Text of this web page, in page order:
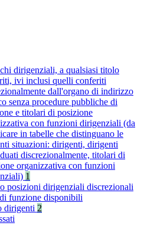
dirigenziali, a qualsiasi titolo
ivi inclusi quelli conferiti
dall'organo di indirizzo
senza procedure pubbliche di
e titolari di posizione
con funzioni dirigenziali (da
in tabelle che distinguano le
situazioni: dirigenti, dirigenti
discrezionalmente, titolari di
organizzativa con funzioni
1
posizioni dirigenziali discrezionali
funzione disponibili
dirigenti 2